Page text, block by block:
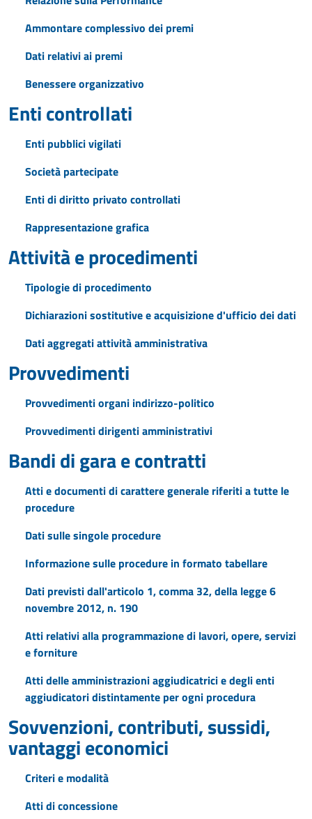
Ammontare complessivo dei premi
Dati relativi ai premi
Benessere organizzativo
Enti controllati
Enti pubblici vigilati
Società partecipate
Enti di diritto privato controllati
Rappresentazione grafica
Attività e procedimenti
Tipologie di procedimento
Dichiarazioni sostitutive e acquisizione d'ufficio dei dati
Dati aggregati attività amministrativa
Provvedimenti
Provvedimenti organi indirizzo-politico
Provvedimenti dirigenti amministrativi
Bandi di gara e contratti
Atti e documenti di carattere generale riferiti a tutte le
procedure
Dati sulle singole procedure
Informazione sulle procedure in formato tabellare
Dati previsti dall'articolo 1, comma 32, della legge 6
novembre 2012, n. 190
Atti relativi alla programmazione di lavori, opere, servizi
e forniture
Atti delle amministrazioni aggiudicatrici e degli enti
aggiudicatori distintamente per ogni procedura
Sovvenzioni, contributi, sussidi,
vantaggi economici
Criteri e modalità
Atti di concessione